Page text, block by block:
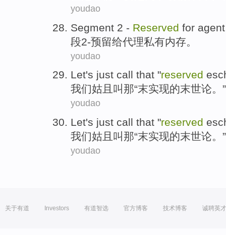
youdao
Segment 2 - Reserved for agent
段2-预留给代理私有内存。
youdao
Let's just call that "reserved
我们姑且 叫 那“末实现的末世论。”
youdao
Let's just call that "reserved
我们姑且 叫 那“末实现的末世论。”
youdao
关于有道 Investors 有道智选 官方博客 技术博客 诚聘英才